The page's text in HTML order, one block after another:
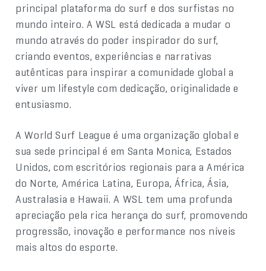
principal plataforma do surf e dos surfistas no
mundo inteiro. A WSL está dedicada a mudar o
mundo através do poder inspirador do surf,
criando eventos, experiências e narrativas
autênticas para inspirar a comunidade global a
viver um lifestyle com dedicação, originalidade e
entusiasmo.
A World Surf League é uma organização global e
sua sede principal é em Santa Monica, Estados
Unidos, com escritórios regionais para a América
do Norte, América Latina, Europa, África, Ásia,
Australasia e Hawaii. A WSL tem uma profunda
apreciação pela rica herança do surf, promovendo
progressão, inovação e performance nos níveis
mais altos do esporte.